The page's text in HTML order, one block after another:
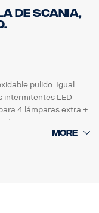
de Scania,
pulido. Igual
intermitentes LED
4 lámparas extra +
.
de corriente de